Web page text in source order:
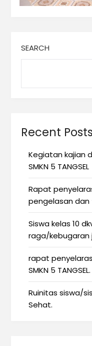
SEARCH
Recent Posts
Kegiatan kajian
SMKN 5 TANGSEL
Rapat
pengelasan dan
Siswa kelas 10
raga/kebugaran
rapat
SMKN 5 TANGSEL.
Ruinitas siswa/
Sehat.